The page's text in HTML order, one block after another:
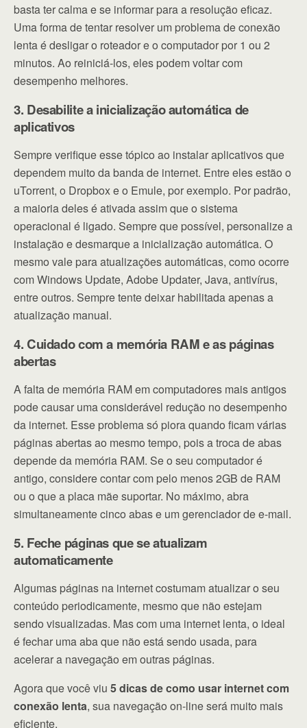
basta ter calma e se informar para a resolução eficaz.
Uma forma de tentar resolver um problema de conexão
lenta é desligar o roteador e o computador por 1 ou 2
minutos. Ao reiniciá-los, eles podem voltar com
desempenho melhores.
3. Desabilite a inicialização automática de
aplicativos
Sempre verifique esse tópico ao instalar aplicativos que
dependem muito da banda de internet. Entre eles estão o
uTorrent, o Dropbox e o Emule, por exemplo. Por padrão,
a maioria deles é ativada assim que o sistema
operacional é ligado. Sempre que possível, personalize a
instalação e desmarque a inicialização automática. O
mesmo vale para atualizações automáticas, como ocorre
com Windows Update, Adobe Updater, Java, antivírus,
entre outros. Sempre tente deixar habilitada apenas a
atualização manual.
4. Cuidado com a memória RAM e as páginas
abertas
A falta de memória RAM em computadores mais antigos
pode causar uma considerável redução no desempenho
da internet. Esse problema só piora quando ficam várias
páginas abertas ao mesmo tempo, pois a troca de abas
depende da memória RAM. Se o seu computador é
antigo, considere contar com pelo menos 2GB de RAM
ou o que a placa mãe suportar. No máximo, abra
simultaneamente cinco abas e um gerenciador de e-mail.
5. Feche páginas que se atualizam
automaticamente
Algumas páginas na internet costumam atualizar o seu
conteúdo periodicamente, mesmo que não estejam
sendo visualizadas. Mas com uma internet lenta, o ideal
é fechar uma aba que não está sendo usada, para
acelerar a navegação em outras páginas.
Agora que você viu 5 dicas de como usar internet com
conexão lenta, sua navegação on-line será muito mais
eficiente.